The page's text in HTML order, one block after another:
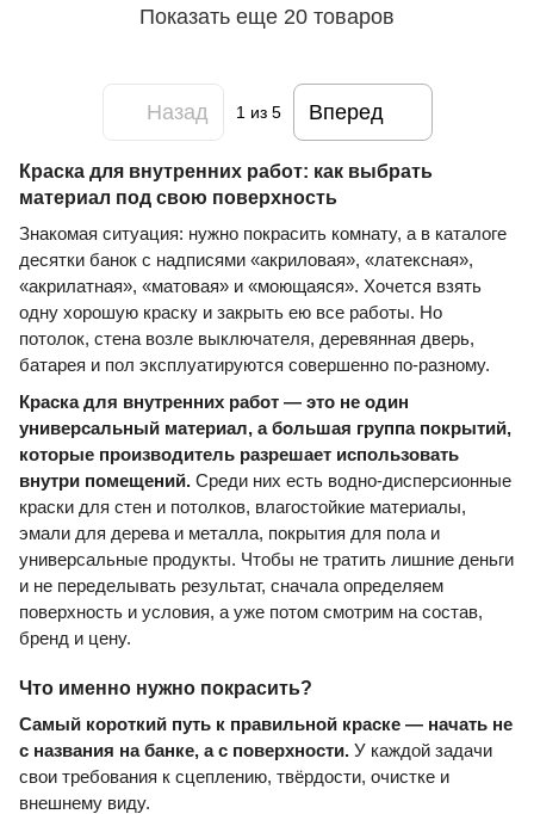
Показать еще 20 товаров
Назад 1 из 5 Вперед
Краска для внутренних работ: как выбрать
материал под свою поверхность
Знакомая ситуация: нужно покрасить комнату, а в каталоге
десятки банок с надписями «акриловая», «латексная»,
«акрилатная», «матовая» и «моющаяся». Хочется взять
одну хорошую краску и закрыть ею все работы. Но
потолок, стена возле выключателя, деревянная дверь,
батарея и пол эксплуатируются совершенно по-разному.
Краска для внутренних работ — это не один
универсальный материал, а большая группа покрытий,
которые производитель разрешает использовать
внутри помещений. Среди них есть водно-дисперсионные
краски для стен и потолков, влагостойкие материалы,
эмали для дерева и металла, покрытия для пола и
универсальные продукты. Чтобы не тратить лишние деньги
и не переделывать результат, сначала определяем
поверхность и условия, а уже потом смотрим на состав,
бренд и цену.
Что именно нужно покрасить?
Самый короткий путь к правильной краске — начать не
с названия на банке, а с поверхности. У каждой задачи
свои требования к сцеплению, твёрдости, очистке и
внешнему виду.